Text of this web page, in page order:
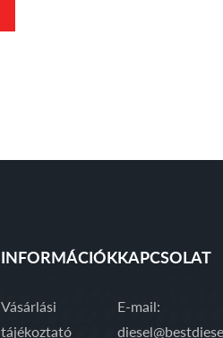
INFORMÁCIÓK
Vásárlási
tájékoztató
KAPCSOLAT
E-mail: